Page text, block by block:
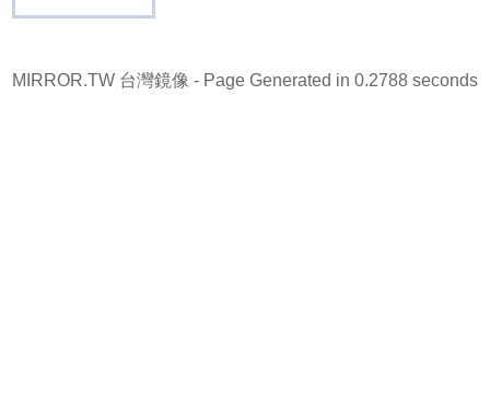
MIRROR.TW 台灣鏡像 - Page Generated in 0.2788 seconds